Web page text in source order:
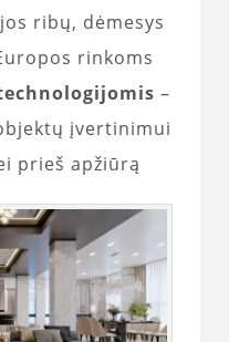
ribų, dėmesys
rinkoms
–
įvertinimui
prieš apžiūrą